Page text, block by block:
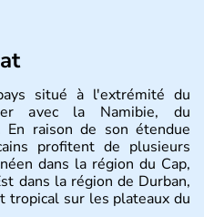
situé à l'extrémité du
avec la Namibie, du
raison de son étendue
profitent de plusieurs
dans la région du Cap,
dans la région de Durban,
tropical sur les plateaux du